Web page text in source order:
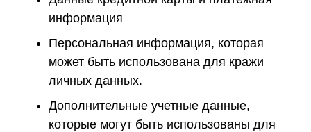
информация
Персональная информация, которая
может быть использована для кражи
личных данных.
Дополнительные учетные данные,
которые могут быть использованы для